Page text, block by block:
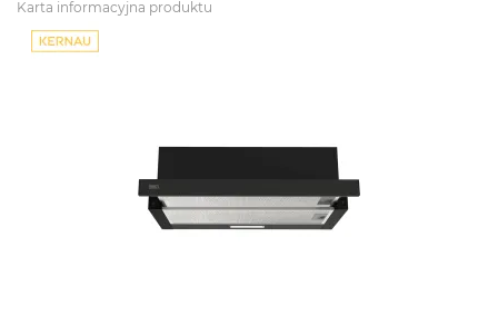
Karta informacyjna produktu